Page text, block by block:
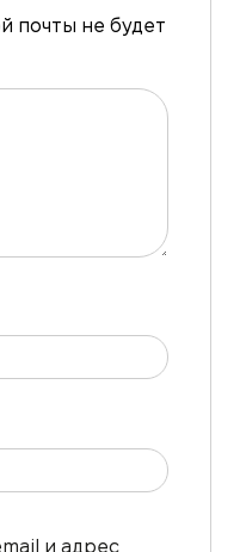
почты не будет
и адрес